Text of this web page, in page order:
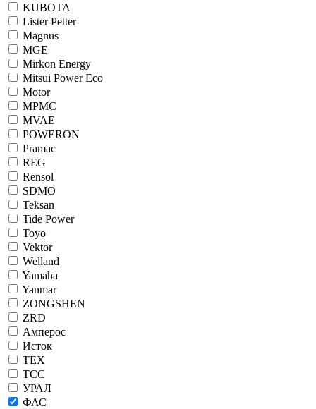
KUBOTA
Lister Petter
Magnus
MGE
Mirkon Energy
Mitsui Power Eco
Motor
MPMC
MVAE
POWERON
Pramac
REG
Rensol
SDMO
Teksan
Tide Power
Toyo
Vektor
Welland
Yamaha
Yanmar
ZONGSHEN
ZRD
Амперос
Исток
ТЕХ
ТСС
УРАЛ
ФАС